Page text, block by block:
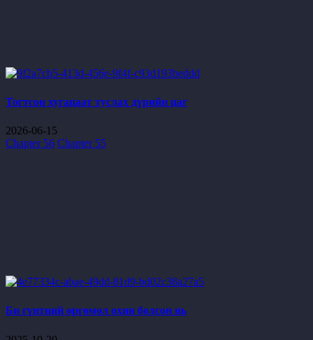
Тогтсон хугацаат туслах дүрийн цаг
2026-06-15
Chapter 56 Chapter 55
Би гүнтний өргөмөл охин болсон нь